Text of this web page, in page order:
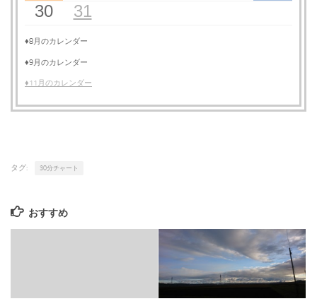
30
31
♦8月のカレンダー
♦9月のカレンダー
♦11月のカレンダー
タグ: 30分チャート
おすすめ